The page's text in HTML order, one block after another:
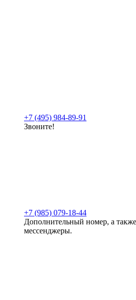
+7 (495) 984-89-91
Звоните!
+7 (985) 079-18-44
Дополнительный номер, а также
мессенджеры.